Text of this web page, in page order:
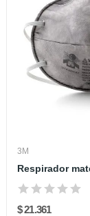
3M
$ 21.361